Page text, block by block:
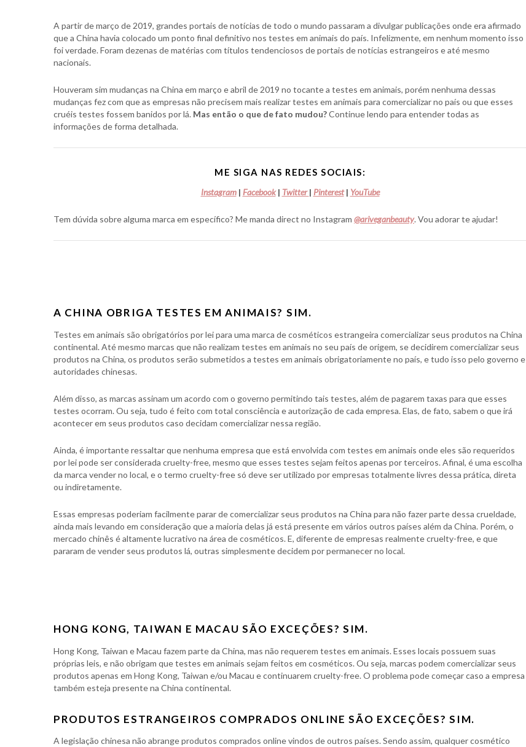
A partir de março de 2019, grandes portais de notícias de todo o mundo passaram a divulgar publicações onde era afirmado
que a China havia colocado um ponto final definitivo nos testes em animais do país. Infelizmente, em nenhum momento isso
foi verdade. Foram dezenas de matérias com títulos tendenciosos de portais de notícias estrangeiros e até mesmo
nacionais.
Houveram sim mudanças na China em março e abril de 2019 no tocante a testes em animais, porém nenhuma dessas
mudanças fez com que as empresas não precisem mais realizar testes em animais para comercializar no país ou que esses
cruéis testes fossem banidos por lá. Mas então o que de fato mudou?Continue lendo para entender todas as
informações de forma detalhada.
ME SIGA NAS REDES SOCIAIS:
Instagram| Facebook| Twitter| Pinterest| YouTube
Tem dúvida sobre alguma marca em específico? Me manda direct no Instagram @ariveganbeauty. Vou adorar te ajudar!
A CHINA OBRIGA TESTES EM ANIMAIS? SIM.
Testes em animais são obrigatórios por lei para uma marca de cosméticos estrangeira comercializar seus produtos na China
continental. Até mesmo marcas que não realizam testes em animais no seu país de origem, se decidirem comercializar seus
produtos na China, os produtos serão submetidos a testes em animais obrigatoriamente no país, e tudo isso pelo governo e
autoridades chinesas.
Além disso, as marcas assinam um acordo com o governo permitindo tais testes, além de pagarem taxas para que esses
testes ocorram. Ou seja, tudo é feito com total consciência e autorização de cada empresa. Elas, de fato, sabem o que irá
acontecer em seus produtos caso decidam comercializar nessa região.
Ainda, é importante ressaltar que nenhuma empresa que está envolvida com testes em animais onde eles são requeridos
por lei pode ser considerada cruelty-free, mesmo que esses testes sejam feitos apenas por terceiros. Afinal, é uma escolha
da marca vender no local, e o termo cruelty-free só deve ser utilizado por empresas totalmente livres dessa prática, direta
ou indiretamente.
Essas empresas poderiam facilmente parar de comercializar seus produtos na China para não fazer parte dessa crueldade,
ainda mais levando em consideração que a maioria delas já está presente em vários outros países além da China. Porém, o
mercado chinês é altamente lucrativo na área de cosméticos. E, diferente de empresas realmente cruelty-free, e que
pararam de vender seus produtos lá, outras simplesmente decidem por permanecer no local.
HONG KONG, TAIWAN E MACAU SÃO EXCEÇÕES? SIM.
Hong Kong, Taiwan e Macau fazem parte da China, mas não requerem testes em animais. Esses locais possuem suas
próprias leis, e não obrigam que testes em animais sejam feitos em cosméticos. Ou seja, marcas podem comercializar seus
produtos apenas em Hong Kong, Taiwan e/ou Macau e continuarem cruelty-free. O problema pode começar caso a empresa
também esteja presente na China continental.
PRODUTOS ESTRANGEIROS COMPRADOS ONLINE SÃO EXCEÇÕES? SIM.
A legislação chinesa não abrange produtos comprados online vindos de outros países. Sendo assim, qualquer cosmético